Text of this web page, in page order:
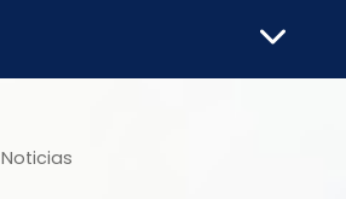
Noticias